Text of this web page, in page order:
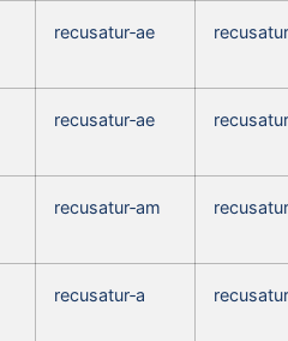
recusatur‑ae
recusatur‑ae
recusatur‑am
recusatur‑a